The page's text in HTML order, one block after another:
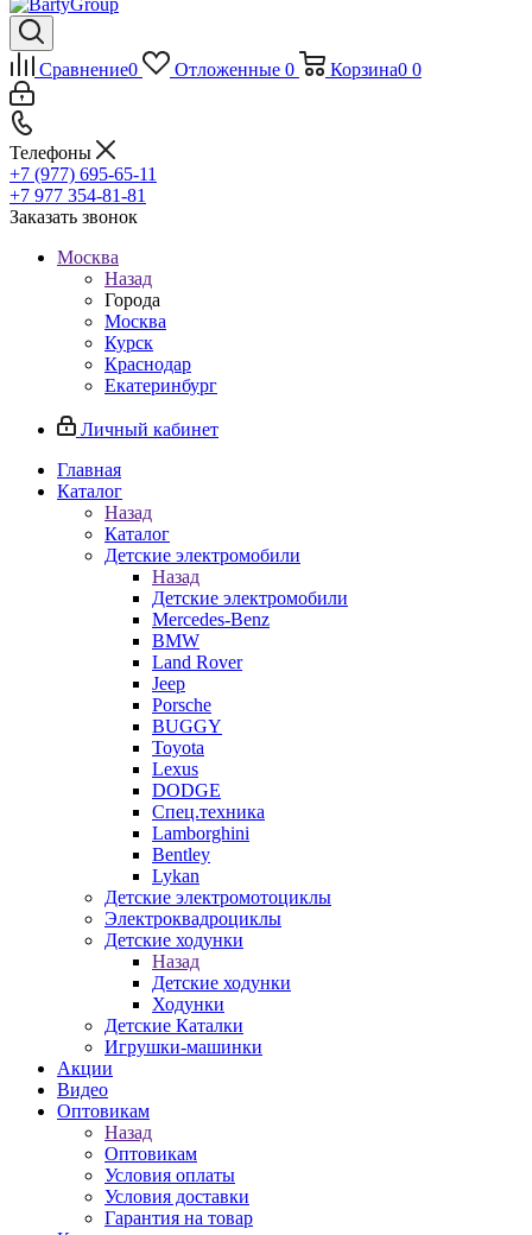
Сравнение0 Отложенные 0 Корзина0 0
Телефоны
+7 (977) 695-65-11
+7 977 354-81-81
Заказать звонок
Москва
Назад
Города
Москва
Курск
Краснодар
Екатеринбург
Личный кабинет
Главная
Каталог
Назад
Каталог
Детские электромобили
Назад
Детские электромобили
Mercedes-Benz
BMW
Land Rover
Jeep
Porsche
BUGGY
Toyota
Lexus
DODGE
Спец.техника
Lamborghini
Bentley
Lykan
Детские электромотоциклы
Электроквадроциклы
Детские ходунки
Назад
Детские ходунки
Ходунки
Детские Каталки
Игрушки-машинки
Акции
Видео
Оптовикам
Назад
Оптовикам
Условия оплаты
Условия доставки
Гарантия на товар